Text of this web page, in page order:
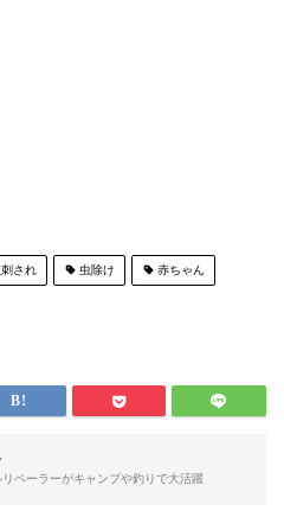
刺され 虫除け 赤ちゃん
ペーラーがキャンプや釣りで大活躍